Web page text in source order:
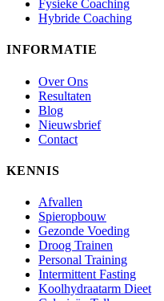
Fysieke Coaching
Hybride Coaching
INFORMATIE
Over Ons
Resultaten
Blog
Nieuwsbrief
Contact
KENNIS
Afvallen
Spieropbouw
Gezonde Voeding
Droog Trainen
Personal Training
Intermittent Fasting
Koolhydraatarm Dieet